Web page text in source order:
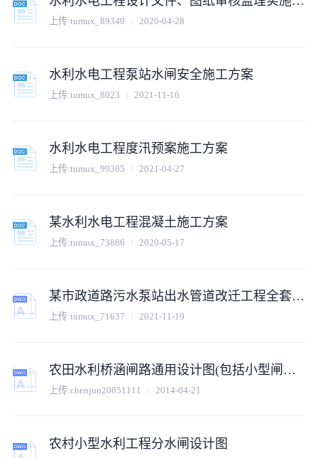
上传:tumux_89349 2020-04-28
水利水电工程泵站水闸安全施工方案
上传:tumux_8023 2021-11-16
水利水电工程度汛预案施工方案
上传:tumux_99305 2021-04-27
某水利水电工程混凝土施工方案
上传:tumux_73866 2020-05-17
某市政道路污水泵站出水管道改迁工程全套施工图（倒虹管）
上传:tumux_71637 2021-11-19
农田水利桥涵闸路通用设计图(包括小型闸门，人行桥)
上传:chenjun20051111 2014-04-21
农村小型水利工程分水闸设计图